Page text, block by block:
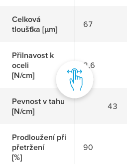
Celková
tloušťka [μm]
67
Přilnavost k
oceli
[N/cm]
3,6
Pevnost v tahu
[N/cm]
43
Prodloužení při
přetržení
[%]
90